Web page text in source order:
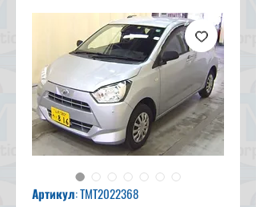
Артикул: TMT2022368